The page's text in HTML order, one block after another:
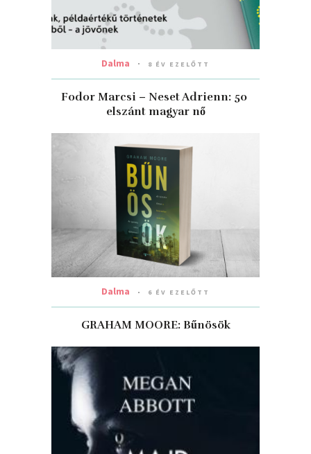
Dalma 8 ÉV EZELŐTT
Fodor Marcsi – Neset Adrienn: 50 ​
elszánt magyar nő
Dalma 6 ÉV EZELŐTT
GRAHAM MOORE: Bűnösök